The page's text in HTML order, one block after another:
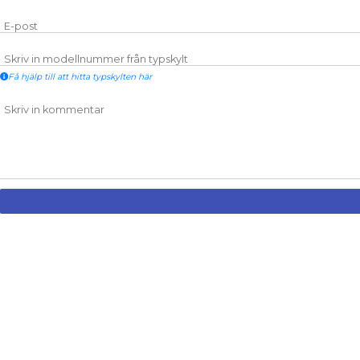
E-post
Skriv in modellnummer från typskylt
Få hjälp till att hitta typskylten här
Skriv in kommentar